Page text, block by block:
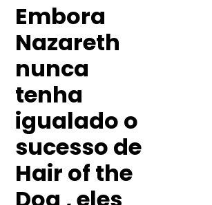
Embora
Nazareth
nunca
tenha
igualado o
sucesso de
Hair of the